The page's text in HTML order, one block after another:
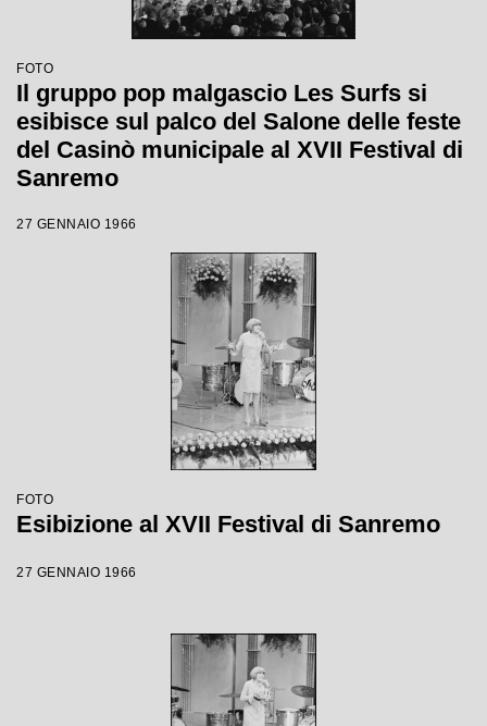
FOTO
Il gruppo pop malgascio Les Surfs si
esibisce sul palco del Salone delle feste
del Casinò municipale al XVII Festival di
Sanremo
27 GENNAIO 1966
FOTO
Esibizione al XVII Festival di Sanremo
27 GENNAIO 1966